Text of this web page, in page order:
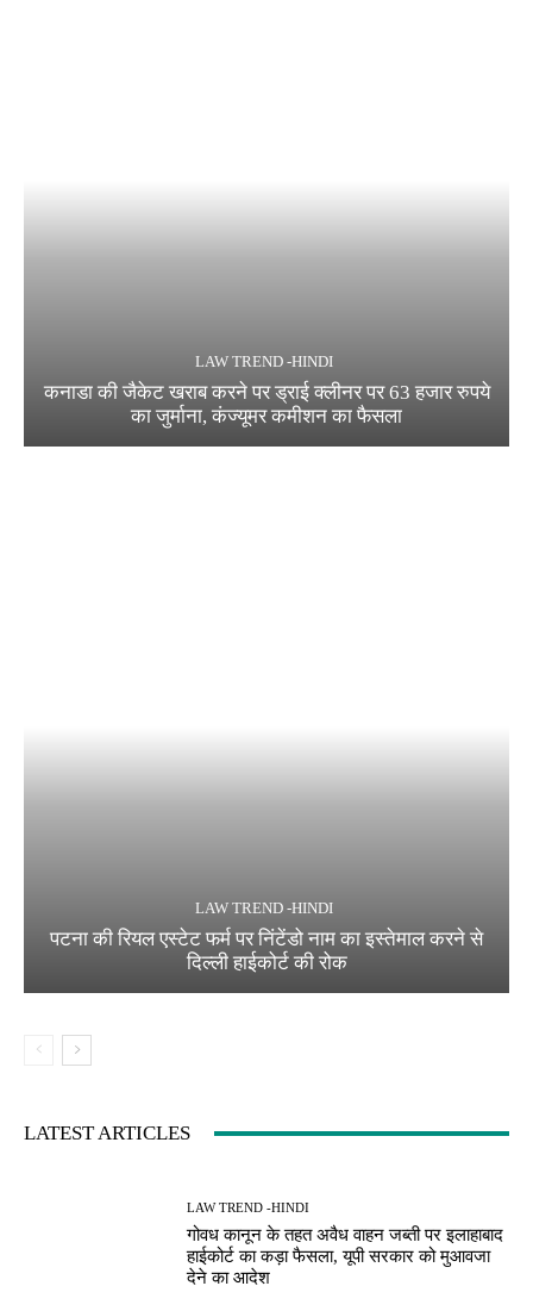
LAW TREND -HINDI
कनाडा की जैकेट खराब करने पर ड्राई क्लीनर पर 63 हजार रुपये
का जुर्माना, कंज्यूमर कमीशन का फैसला
LAW TREND -HINDI
पटना की रियल एस्टेट फर्म पर निंटेंडो नाम का इस्तेमाल करने से
दिल्ली हाईकोर्ट की रोक
LATEST ARTICLES
LAW TREND -HINDI
गोवध कानून के तहत अवैध वाहन जब्ती पर इलाहाबाद
हाईकोर्ट का कड़ा फैसला, यूपी सरकार को मुआवजा
देने का आदेश